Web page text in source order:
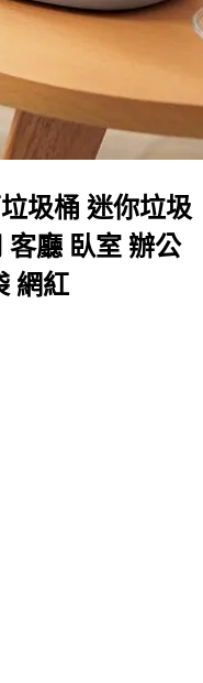
圾桶 迷你垃圾
客廳 臥室 辦公
網紅